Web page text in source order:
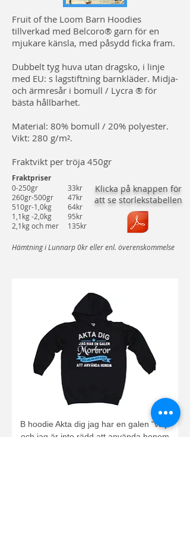
Fruit of the Loom Barn Hoodies
tillverkad med Belcoro® garn för en
mjukare känsla, med påsydd ficka fram.
Dubbelt tyg huva utan dragsko, i linje
med EU: s lagstiftning barnkläder. Midja-
och ärmresår i bomull / Lycra ® för
bästa hållbarhet.
Material: 80% bomull / 20% polyester.
Vikt: 280 g/m².
Fraktvikt per tröja 450gr
Fraktpriser
0-250gr
260gr-500gr
510gr-1,0kg
1,1kg -2,0kg
2,1kg och mer
33kr
47kr
64kr
95kr
135kr
Hämtning i Lunnarp 0kr eller enl. överenskommelse
Klicka på knappen för
att se storlekstabellen
B hoodie Akta dig jag har en galen "välj"
och jag är inte rädd att använda honom